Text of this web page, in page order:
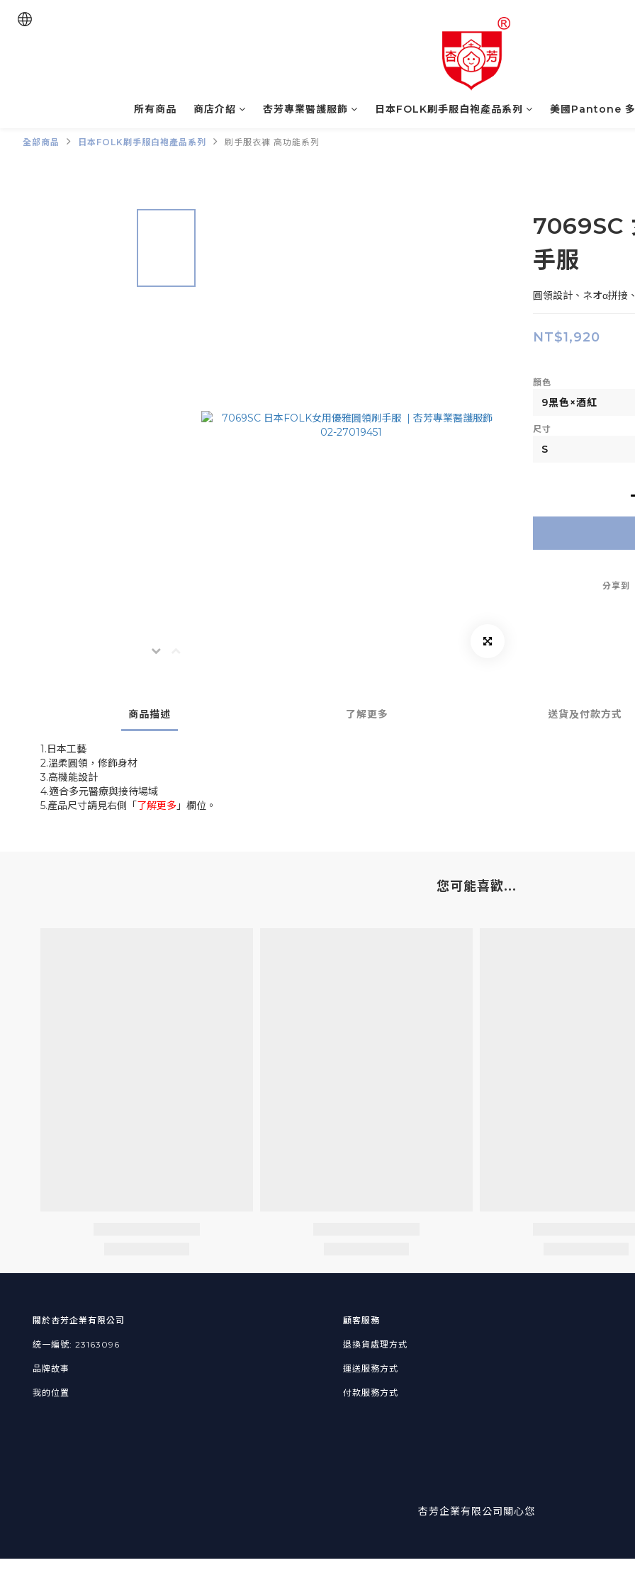
所有商品 商店介紹 杏芳專業醫護服飾 日本FOLK刷手服白袍產品系列 美國Pantone
全部商品 日本FOLK刷手服白袍產品系列 刷手服衣褲 高功能系列
7069SC
手服
圓領設計、ネオα拼接
NT$1,920
顏色
尺寸
分享到
商品描述 了解更多 送貨及付款方式
1.日本工藝
2.溫柔圓領，修飾身材
3.高機能設計
4.適合多元醫療與接待場域
5.產品尺寸請見右側「了解更多 」欄位。
您可能喜歡...
關於杏芳企業有限公司
統一編號: 23163096
品牌故事
我的位置
顧客服務
退換貨處理方式
運送服務方式
付款服務方式
杏芳企業有限公司關心您